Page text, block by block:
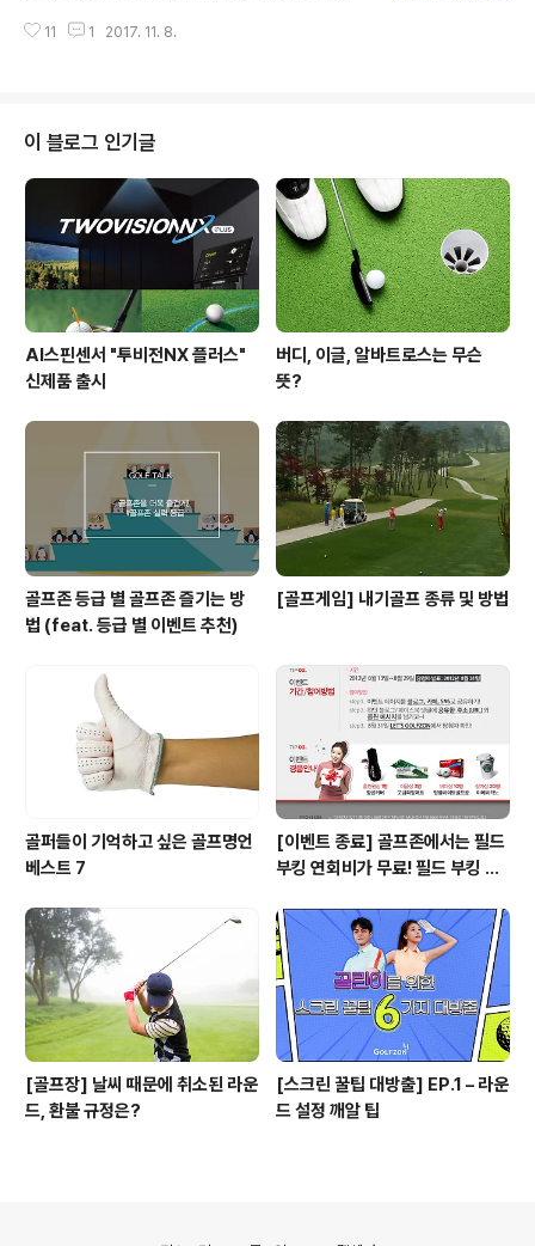
이 아닌 상체 몸통이 돌아가야 한다는 점을 기억해야 합니
가지도 않을 뿐더러 손목이나 팔에 충격이 전해져 부상의
것. 우선 뒤땅의 원인으로 여러가지가 있지만 그 중 대표적
인 것으로 본다면 이와 같은 원인들이 있습니다. ●공의 위
치가 중앙보다 오른쪽에 있을 때. ●몸의 움직임이 빠른데
손의 움직임이 느릴 때 or 몸의 움직임이 느린데 손의 움직
임이 빠를 때. ●체중이동이 되지 않고 팔로만 스윙을 할
때. ☞그렇다면 뒤..
11 1 2017. 11. 8.
이 블로그 인기글
AI스핀센서 "투비전NX 플러스"
신제품 출시
버디, 이글, 알바트로스는 무슨
뜻?
골프존 등급 별 골프존 즐기는 방
법 (feat. 등급 별 이벤트 추천)
[골프게임] 내기골프 종류 및 방법
골퍼들이 기억하고 싶은 골프명언
베스트 7
[이벤트 종료] 골프존에서는 필드
부킹 연회비가 무료! 필드 부킹 노
[골프장] 날씨 때문에 취소된 라운
드, 환불 규정은?
[스크린 꿀팁 대방출] EP.1 – 라운
드 설정 깨알 팁